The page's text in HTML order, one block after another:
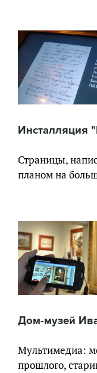
Инсталляция
Страницы,
планом на
Дом-музей
Мультимедиа:
прошлого,